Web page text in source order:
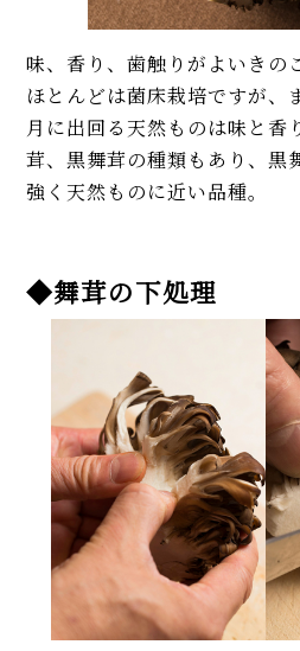
味、香り、歯触りがよいきの
ほとんどは菌床栽培ですが、
月に出回る天然ものは味と香
茸、黒舞茸の種類もあり、黒
強く天然ものに近い品種。
◆舞茸の下処理